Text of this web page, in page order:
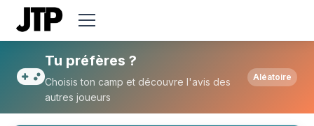
Tu préfères Manger de la vache folle à
Tu préfères ?
Choisis ton camp et découvre l'avis des
autres joueurs
Aléatoire